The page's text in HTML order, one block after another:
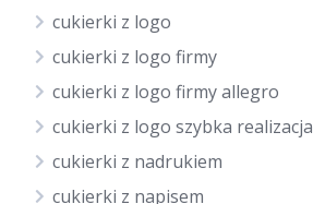
cukierki z logo
cukierki z logo firmy
cukierki z logo firmy allegro
cukierki z logo szybka realizacja
cukierki z nadrukiem
cukierki z napisem